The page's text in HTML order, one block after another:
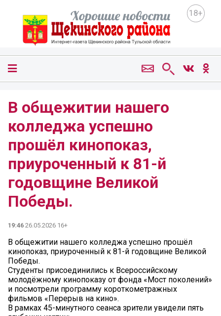
18+
В общежитии нашего
колледжа успешно
прошёл кинопоказ,
приуроченный к 81-й
годовщине Великой
Победы.
19:46 26.05.2026 16+
В общежитии нашего колледжа успешно прошёл
кинопоказ, приуроченный к 81-й годовщине Великой
Победы.
Студенты присоединились к Всероссийскому
молодёжному кинопоказу от фонда «Мост поколений»
и посмотрели программу короткометражных
фильмов «Перерыв на кино».
В рамках 45-минутного сеанса зрители увидели пять